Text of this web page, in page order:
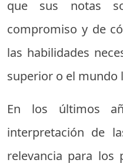
que sus notas
compromiso y de
las habilidades
superior o el mundo
En los últimos
interpretación de
relevancia para los